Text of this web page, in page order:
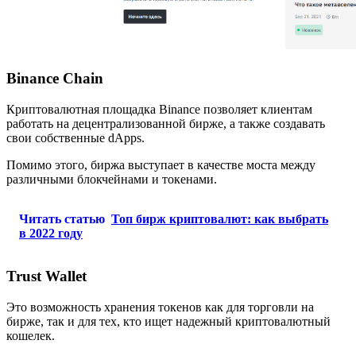
Binance Chain
Криптовалютная площадка Binance позволяет клиентам
работать на децентрализованной бирже, а также создавать
свои собственные dApps.
Помимо этого, биржа выступает в качестве моста между
различными блокчейнами и токенами.
Читать статью Топ бирж криптовалют: как выбрать
в 2022 году
Trust Wallet
Это возможность хранения токенов как для торговли на
бирже, так и для тех, кто ищет надежный криптовалютный
кошелек.